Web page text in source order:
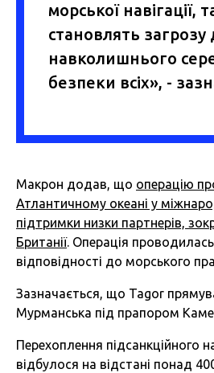
морської навігації,
становлять загрозу
навколишнього
безпеки всіх», -
Макрон додав, що операцію
Атлантичному океані у
підтримки низки партнерів,
Британії. Операція проводилась
відповідності до морського
Зазначається, що Tagor
Мурманська під прапором
Перехоплення підсанкційного
відбулося на відстані понад